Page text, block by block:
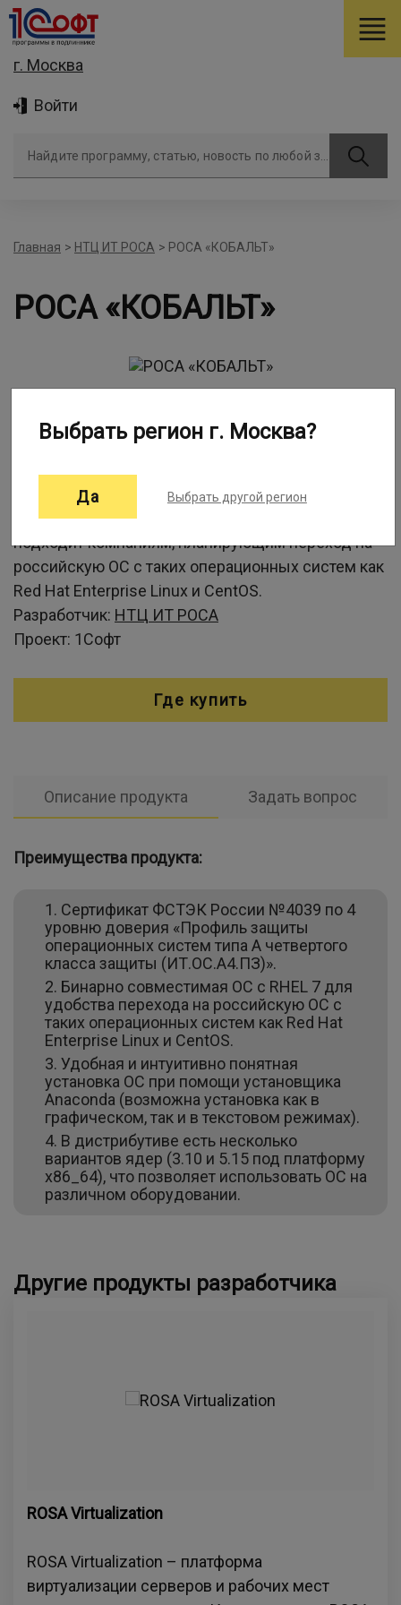
г. Москва
Войти
Главная > НТЦ ИТ РОСА > РОСА «КОБАЛЬТ»
РОСА «КОБАЛЬТ»
Информация о программе:
система, которая бинарно совместима с
популярным Linux-дистрибутивом RHEL 7 и
подходит компаниям, планирующим переход на
российскую ОС с таких операционных систем как
Red Hat Enterprise Linux и CentOS.
Разработчик: НТЦ ИТ РОСА
Проект: 1Софт
Где купить
Описание продукта Задать вопрос
Преимущества продукта:
Сертификат ФСТЭК России №4039 по 4
уровню доверия «Профиль защиты
операционных систем типа А четвертого
класса защиты (ИТ.ОС.А4.ПЗ)».
Бинарно совместимая ОС с RHEL 7 для
удобства перехода на российскую ОС с
таких операционных систем как Red Hat
Enterprise Linux и CentOS.
Удобная и интуитивно понятная
установка ОС при помощи установщика
Anaconda (возможна установка как в
графическом, так и в текстовом режимах).
В дистрибутиве есть несколько
вариантов ядер (3.10 и 5.15 под платформу
x86_64), что позволяет использовать ОС на
различном оборудовании.
Другие продукты разработчика
ROSA Virtualization
ROSA Virtualization – платформа
виртуализации серверов и рабочих мест
Выбрать регион г. Москва?
Да Выбрать другой регион